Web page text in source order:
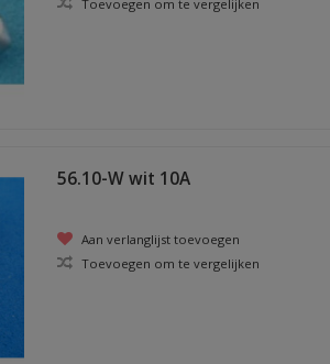
Toevoegen om te vergelijken
56.10-W wit 10A
Aan verlanglijst toevoegen
Toevoegen om te vergelijken